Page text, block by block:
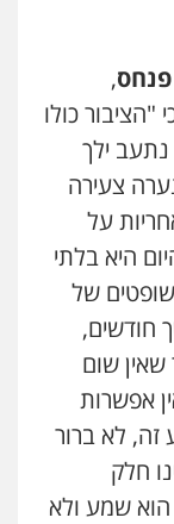
פנחס,
כולו
ילך
צעירה
על
היא בלתי
של
חודשים,
שום
אפשרות
לא ברור
חלק
הוא שמע ולא
בחקירות